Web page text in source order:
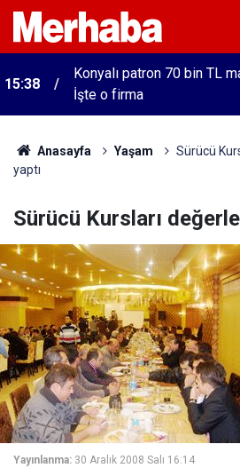
15:38
Konyalı patron 70 bin TL
İşte o firma
Anasayfa Yaşam
Sürücü
yaptı
Sürücü Kursları
Yayınlanma: 30 Aralık 2008 Salı 16:14